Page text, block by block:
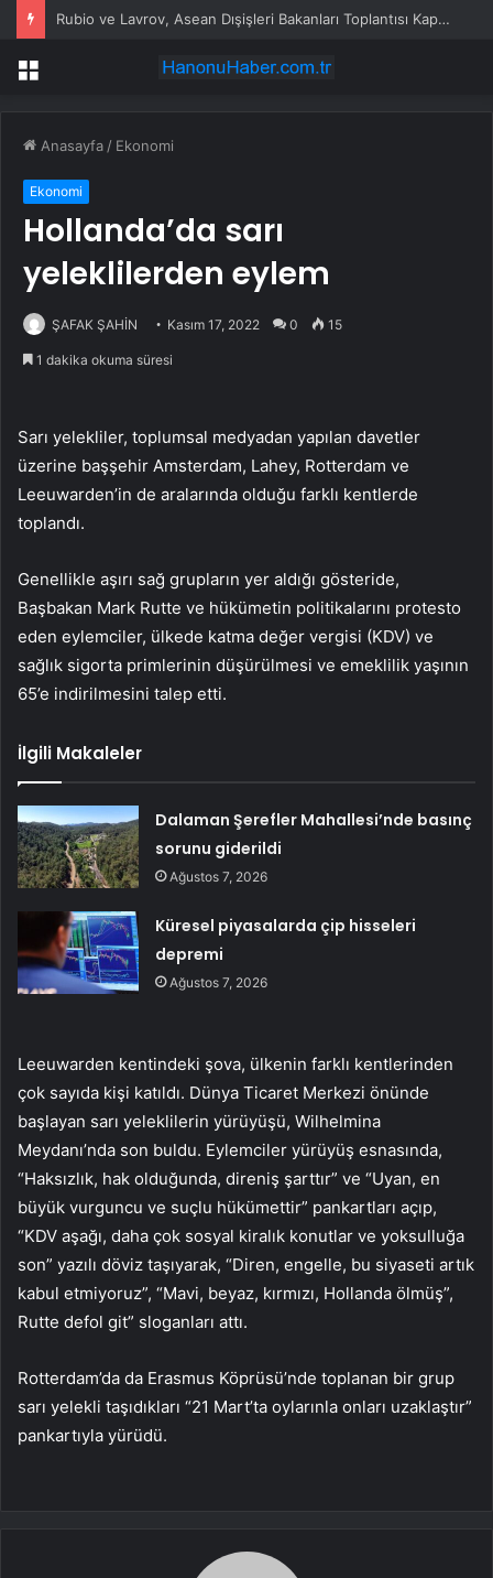
Rubio ve Lavrov, Asean Dışişleri Bakanları Toplantısı Kapsamında Manila’da Görüştü
Menü
Anasayfa / Ekonomi
Ekonomi
Hollanda’da sarı
yeleklilerden eylem
ŞAFAK ŞAHİN Kasım 17, 2022 0 15
1 dakika okuma süresi
Sarı yelekliler, toplumsal medyadan yapılan davetler
üzerine başşehir Amsterdam, Lahey, Rotterdam ve
Leeuwarden’in de aralarında olduğu farklı kentlerde
toplandı.
Genellikle aşırı sağ grupların yer aldığı gösteride,
Başbakan Mark Rutte ve hükümetin politikalarını protesto
eden eylemciler, ülkede katma değer vergisi (KDV) ve
sağlık sigorta primlerinin düşürülmesi ve emeklilik yaşının
65’e indirilmesini talep etti.
İlgili Makaleler
Dalaman Şerefler Mahallesi’nde basınç
sorunu giderildi
Ağustos 7, 2026
Küresel piyasalarda çip hisseleri
depremi
Ağustos 7, 2026
Leeuwarden kentindeki şova, ülkenin farklı kentlerinden
çok sayıda kişi katıldı. Dünya Ticaret Merkezi önünde
başlayan sarı yeleklilerin yürüyüşü, Wilhelmina
Meydanı’nda son buldu. Eylemciler yürüyüş esnasında,
“Haksızlık, hak olduğunda, direniş şarttır” ve “Uyan, en
büyük vurguncu ve suçlu hükümettir” pankartları açıp,
“KDV aşağı, daha çok sosyal kiralık konutlar ve yoksulluğa
son” yazılı döviz taşıyarak, “Diren, engelle, bu siyaseti artık
kabul etmiyoruz”, “Mavi, beyaz, kırmızı, Hollanda ölmüş”,
Rutte defol git” sloganları attı.
Rotterdam’da da Erasmus Köprüsü’nde toplanan bir grup
sarı yelekli taşıdıkları “21 Mart’ta oylarınla onları uzaklaştır”
pankartıyla yürüdü.